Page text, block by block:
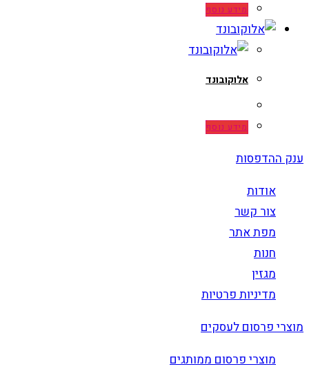
מידע נוסף
אלוקובונד
מידע נוסף
ענק ההדפסות
אודות
צור קשר
מפת אתר
חנות
מגזין
מדיניות פרטיות
מוצרי פרסום לעסקים
מוצרי פרסום ממותגים